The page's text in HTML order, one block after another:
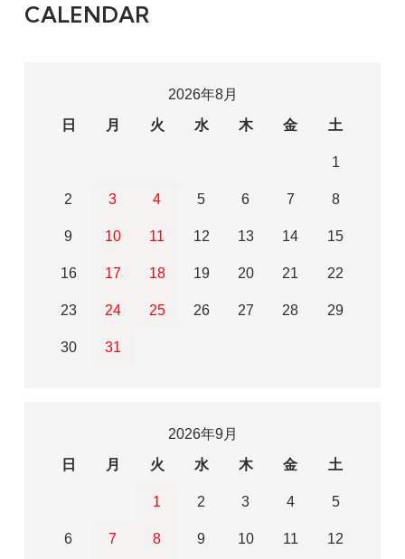
CALENDAR
2026年8月
日
月 火 水 木 金 土
1
2 3 4 5 6 7 8
9 10 11 12 13 14 15
16 17 18 19 20 21 22
23 24 25 26 27 28 29
30 31
2026年9月
日
月 火 水 木 金 土
1 2 3 4 5
6 7 8 9 10 11 12